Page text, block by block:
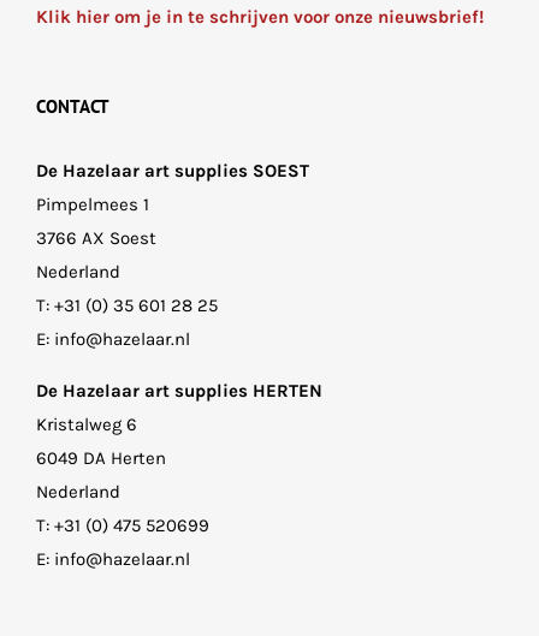
Klik hier om je in te schrijven voor onze nieuwsbrief!
CONTACT
De Hazelaar art supplies SOEST
Pimpelmees 1
3766 AX Soest
Nederland
T: +31 (0) 35 601 28 25
E: info@hazelaar.nl
De Hazelaar art supplies HERTEN
Kristalweg 6
6049 DA Herten
Nederland
T: +31 (0) 475 520699
E: info@hazelaar.nl